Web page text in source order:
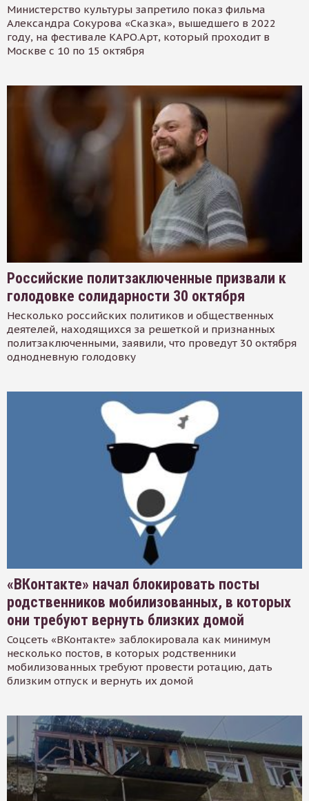
Министерство культуры запретило показ фильма
Александра Сокурова «Сказка», вышедшего в 2022
году, на фестивале КАРО.Арт, который проходит в
Москве с 10 по 15 октября
Российские политзаключенные призвали к
голодовке солидарности 30 октября
Несколько российских политиков и общественных
деятелей, находящихся за решеткой и признанных
политзаключенными, заявили, что проведут 30 октября
однодневную голодовку
«ВКонтакте» начал блокировать посты
родственников мобилизованных, в которых
они требуют вернуть близких домой
Соцсеть «ВКонтакте» заблокировала как минимум
несколько постов, в которых родственники
мобилизованных требуют провести ротацию, дать
близким отпуск и вернуть их домой